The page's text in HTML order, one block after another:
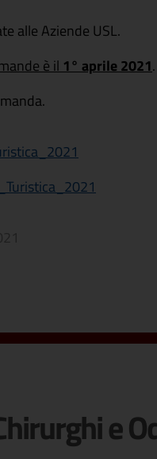
alle Aziende USL.
è il 1° aprile 2021.
e